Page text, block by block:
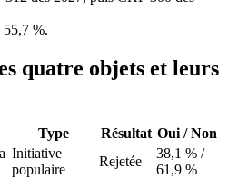
%.
quatre objets et leurs
Type Résultat Oui / Non
Initiative
populaire
Rejetée
38,1 % /
61,9 %